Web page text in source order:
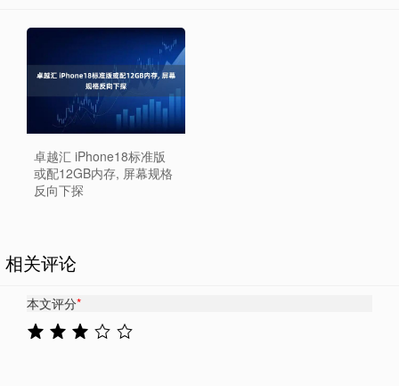
卓越汇 iPhone18标准版
或配12GB内存, 屏幕规格
反向下探
相关评论
本文评分*